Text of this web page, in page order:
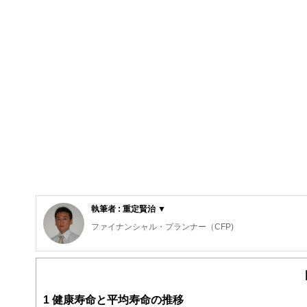
執筆者 : 重定賢治 ▼
ファイナンシャル・プランナー（CFP)
明治大学法学部法律学科を卒業後、金融機関にて資産運用
また、全国商工会連合会の「エキスパートバンク」に
1 健康寿命と平均寿命の推移